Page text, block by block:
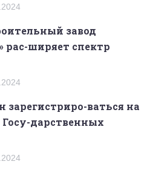
завод
рас-ширяет спектр
зарегистриро-ваться на
Госу-дарственных